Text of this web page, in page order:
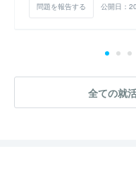
問題を報告する 公開日：
全ての就